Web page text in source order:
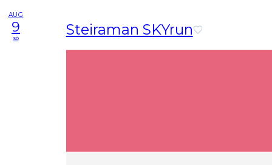
AUG
9
sö Steiraman SKYrun